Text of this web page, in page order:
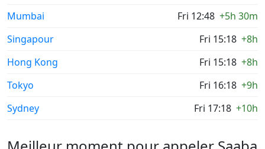
Mumbai
Fri 12:48 +5h 30m
Singapour
Fri 15:18 +8h
Hong Kong
Fri 15:18 +8h
Tokyo
Fri 16:18 +9h
Sydney
Fri 17:18 +10h